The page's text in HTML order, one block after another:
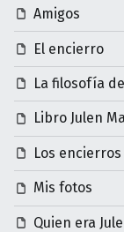
Amigos
El encierro
La filosofía
Libro Julen
Los encierros
Mis fotos
Quien era